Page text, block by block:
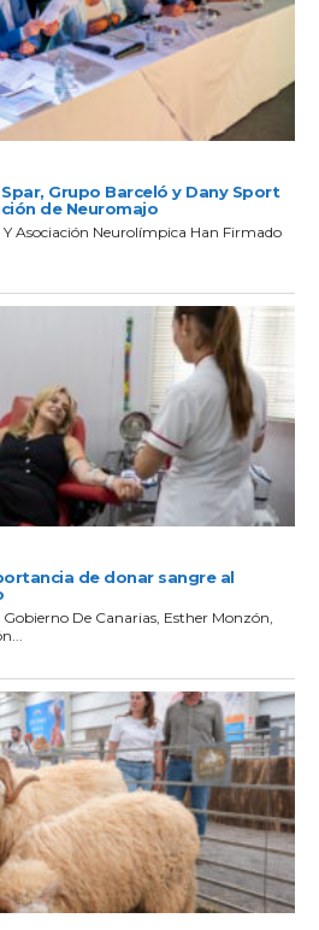
Grupo Barceló y Dany Sport
de Neuromajo
Asociación Neurolímpica Han Firmado
de donar sangre al
Gobierno De Canarias, Esther Monzón,